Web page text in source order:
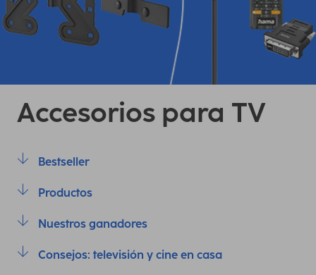
Accesorios para TV
Bestseller
Productos
Nuestros ganadores
Consejos: televisión y cine en casa